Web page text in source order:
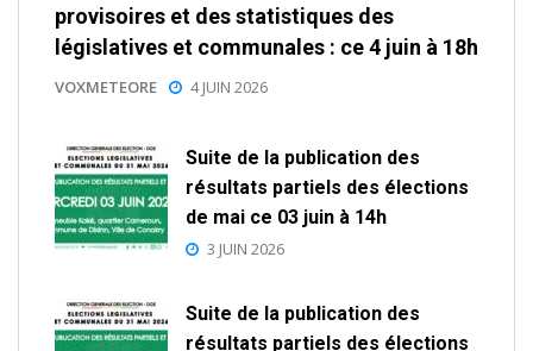
provisoires et des statistiques des
législatives et communales : ce 4 juin à 18h
VOXMETEORE 4 JUIN 2026
Suite de la publication des
résultats partiels des élections
de mai ce 03 juin à 14h
3 JUIN 2026
Suite de la publication des
résultats partiels des élections